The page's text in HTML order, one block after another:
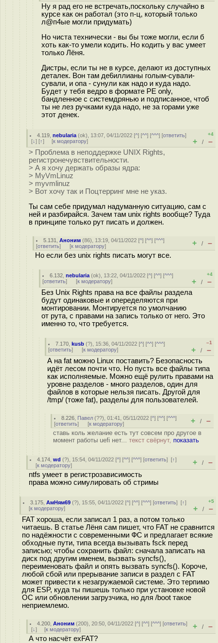
Ну я рад его не встречать,поскольку случайно в
курсе как он работал (это п-ц, который только
л@п4ые могли придумать)
Но чиста технически - вы бы тоже могли, если б
хоть как-то умели кодить. Но кодить у вас умеет
только Лёня.
Дистры, если ты не в курсе, делают из доступных
деталек. Вон там де6иллианы голым-сували-
сували, и опа - сунули как надо и куда надо.
Будет у тебя ведро в формате PE only,
бандленное с системдрянью и подписанное, чтоб
ты не лез ручками куда надо, не за горами уже
этот денек.
4.119 ,nebularia (ok), 13:07, 04/11/2022 [^] [^^] [^^^] [ответить]
[↓] [↑] [к модератору]
+4
+ / –
> Проблема в неподдержке UNIX Rights,
регистронечувствительности.
> А я хочу держать образы ядра:
> MyVmLinuz
> myvmlinuz
> Вот хочу так и Поцтерринг мне не указ.
Ты сам себе придумал надуманную ситуацию, сам с
ней и разбирайся. Зачем там unix rights вообще? Туда
в принципе только рут писать и должен.
5.131 ,Аноним (86), 13:19, 04/11/2022 [^] [^^] [^^^]
[ответить] [к модератору] + / –
Но если без unix rights писать могут все.
6.132 ,nebularia (ok), 13:22, 04/11/2022 [^] [^^] [^^^]
[ответить] [к модератору]
+4
+ / –
Без Unix Rights права на все файлы раздела
будут одинаковые и опеределяются при
монтировании. Монтируется по умолчанию
от рута, с правами на запись только от него. Это
именно то, что требуется.
7.170 ,kusb (?), 15:36, 04/11/2022 [^] [^^] [^^^]
[ответить] [к модератору]
–1
+ / –
А на fat можно Linux поставить? Безопасность
идёт лесом почти что. Но пусть все файлы типа
как исполняемые. Можно ещё рулить правами на
уровне разделов - много разделов, один для
файлов в которые нельзя писать. Другой для
/tmp/ (тоже fat), разделы для пользователей.
8.226 Павел (??), 01:41, 05/11/2022 [^] [^^] [^^^]
[ответить] [к модератору] + / –
ставь коль желание есть тут совсем про другое в
момент работы uefi нет... текст свёрнут, показать
4.174 ,wd (?), 15:54, 04/11/2022 [^] [^^] [^^^] [ответить][↑]
[к модератору] + / –
ntfs умеет в регистрозависимость
права можно симулировать об стримы
3.175 ,АмНям69 (?), 15:55, 04/11/2022 [^] [^^] [^^^] [ответить][↑]
[к модератору]
+5
+ / –
FAT хороша, если записал 1 раз, а потом только
читаешь. В статье Лёня сам пишет, что FAT не сравнится
по надёжности с современными ФС и предлагает всякие
обходные пути, типа всегда вызывать fsck перед
записью; чтобы сохранить файл: сначала записать на
диск под другим именем, вызвать syncfs(),
переименовать файл и опять вызвать syncfs(). Короче,
любой сбой или прерывание записи в раздел с FAT
может привести к незагружаемой системе. Это терпимо
для ESP, куда ты пишешь только при установке новой
ОС или обновлении загрузчика, но для /boot такое
неприемлемо.
4.200 ,Аноним (200), 20:50, 04/11/2022 [^] [^^] [^^^] [ответить]
[↓] [к модератору] + / –
А что насчёт exFAT?